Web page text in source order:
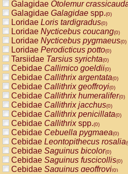
Galagidae Otolemur
Galagidae Galagidae spp.(0)
Loridae Loris tardigradus(0)
Loridae Nycticebus coucang(0)
Loridae Nycticebus pygmaeus(0)
Loridae Perodicticus potto(0)
Tarsiidae Tarsius syrichta(0)
Cebidae Callimico goeldii(0)
Cebidae Callithrix argentata(0)
Cebidae Callithrix geoffroyi(0)
Cebidae Callithrix humeralifer(0)
Cebidae Callithrix jacchus(0)
Cebidae Callithrix penicillata(0)
Cebidae Callithrixspp.(0)
Cebidae Cebuella pygmaea(0)
Cebidae Leontopithecus rosalia
Cebidae Saguinus bicolor(0)
Cebidae Saguinus fuscicollis(0)
Cebidae Saguinus geoffroyi(0)